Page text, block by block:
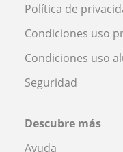
Política de
Condiciones uso
Condiciones uso
Seguridad
Descubre más
Ayuda